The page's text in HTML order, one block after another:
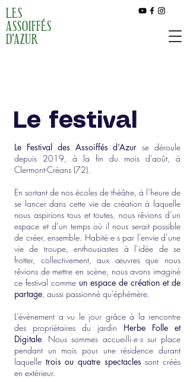
LES
ASSOIFFÉS
D'AZUR
Le festival
Le Festival des Assoiffés d’Azur se déroule
depuis 2019, à la fin du mois d’août, à
Clermont-Créans (72).
En sortant de nos écoles de théâtre, à l’heure de
se lancer dans cette vie de création à laquelle
nous aspirions tous et toutes, nous rêvions d’un
espace et d’un temps où il nous serait possible
de créer, ensemble. Habité·e·s par l’envie d’une
vie de troupe, enthousiastes à l’idée de se
frotter, collectivement, aux œuvres que nous
rêvions de mettre en scène, nous avons imaginé
ce festival comme un espace de création et de
partage, aussi passionné qu’éphémère.
L’évènement a vu le jour grâce à la rencontre
des propriétaires du jardin Herbe Folle et
Digitale. Nous sommes accueilli·e·s sur place
pendant un mois pour une résidence durant
laquelle trois ou quatre spectacles sont créés
en extérieur.